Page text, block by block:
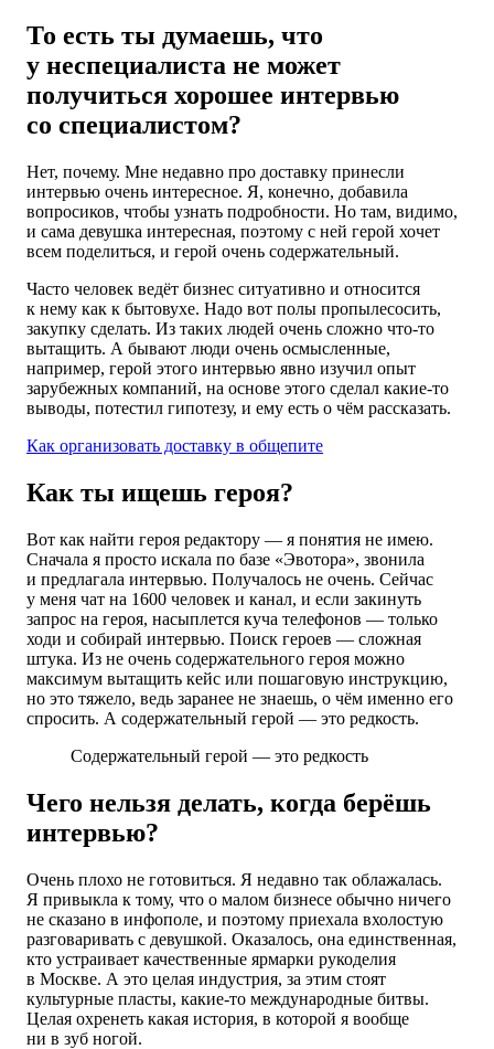
То есть ты думаешь, что
у неспециалиста не может
получиться хорошее интервью
со специалистом?
Нет, почему. Мне недавно про доставку принесли
интервью очень интересное. Я, конечно, добавила
вопросиков, чтобы узнать подробности. Но там, видимо,
и сама девушка интересная, поэтому с ней герой хочет
всем поделиться, и герой очень содержательный.
Часто человек ведёт бизнес ситуативно и относится
к нему как к бытовухе. Надо вот полы пропылесосить,
закупку сделать. Из таких людей очень сложно что-то
вытащить. А бывают люди очень осмысленные,
например, герой этого интервью явно изучил опыт
зарубежных компаний, на основе этого сделал какие-то
выводы, потестил гипотезу, и ему есть о чём рассказать.
Как организовать доставку в общепите
Как ты ищешь героя?
Вот как найти героя редактору — я понятия не имею.
Сначала я просто искала по базе «Эвотора», звонила
и предлагала интервью. Получалось не очень. Сейчас
у меня чат на 1600 человек и канал, и если закинуть
запрос на героя, насыплется куча телефонов — только
ходи и собирай интервью. Поиск героев — сложная
штука. Из не очень содержательного героя можно
максимум вытащить кейс или пошаговую инструкцию,
но это тяжело, ведь заранее не знаешь, о чём именно его
спросить. А содержательный герой — это редкость.
Содержательный герой — это редкость
Чего нельзя делать, когда берёшь
интервью?
Очень плохо не готовиться. Я недавно так облажалась.
Я привыкла к тому, что о малом бизнесе обычно ничего
не сказано в инфополе, и поэтому приехала вхолостую
разговаривать с девушкой. Оказалось, она единственная,
кто устраивает качественные ярмарки рукоделия
в Москве. А это целая индустрия, за этим стоят
культурные пласты, какие-то международные битвы.
Целая охренеть какая история, в которой я вообще
ни в зуб ногой.